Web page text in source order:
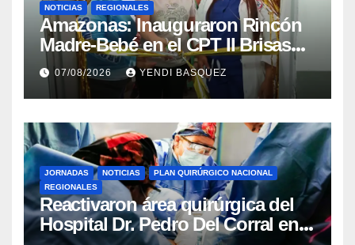
NOTICIAS REGIONALES
​Amazonas: Inauguraron Rincón
Madre-Bebé en el CPT II Brisas
del Aeropuerto ​Inauguraron
Rincón
07/08/2026 YENDI BASQUEZ
JORNADAS NOTICIAS
PLAN QUIRÚRGICO NACIONAL
REGIONALES
Reactivaron área quirúrgica del
Hospital Dr. Pedro Del Corral en